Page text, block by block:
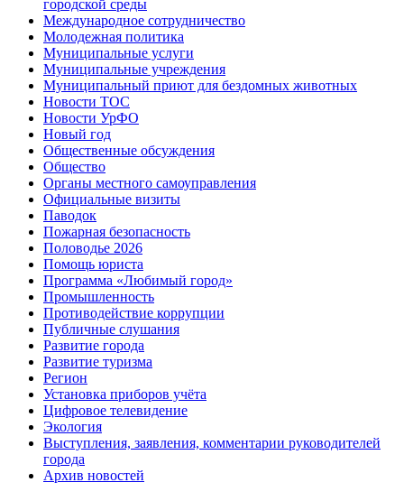
городской среды
Международное сотрудничество
Молодежная политика
Муниципальные услуги
Муниципальные учреждения
Муниципальный приют для бездомных животных
Новости ТОС
Новости УрФО
Новый год
Общественные обсуждения
Общество
Органы местного самоуправления
Официальные визиты
Паводок
Пожарная безопасность
Половодье 2026
Помощь юриста
Программа «Любимый город»
Промышленность
Противодействие коррупции
Публичные слушания
Развитие города
Развитие туризма
Регион
Установка приборов учёта
Цифровое телевидение
Экология
Выступления, заявления, комментарии руководителей
города
Архив новостей